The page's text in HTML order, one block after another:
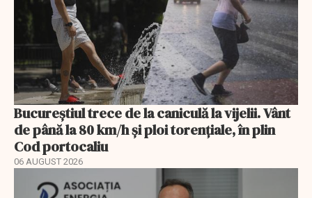
Bucureștiul trece de la caniculă la vijelii. Vânt
de până la 80 km/h și ploi torențiale, în plin
Cod portocaliu
06 AUGUST 2026